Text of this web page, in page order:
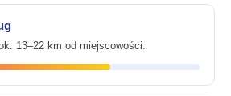
13–22 km od miejscowości.